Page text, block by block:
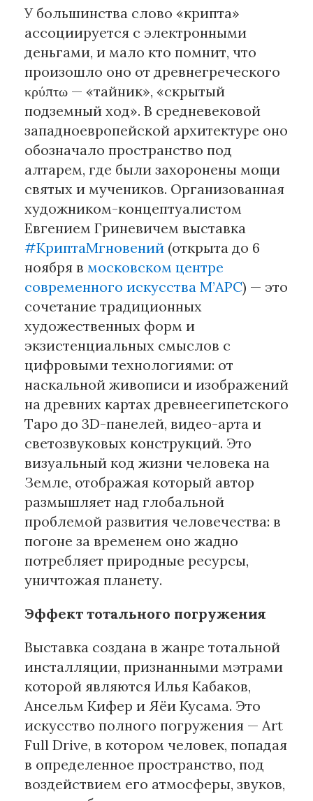
Архитектура и урбанистика
Образование
Издательское дело
Музыка
Музеи
Материалы партнеров
АКИ
Artists / Художники.РФ
n'RIS
Онлайн патент
Цифровой Сарафан
Смотрите нас в соцсетях и мессенджерах
У большинства слово «крипта»
ассоциируется с электронными
деньгами, и мало кто помнит, что
произошло оно от древнегреческого
κρύπτω — «тайник», «скрытый
подземный ход». В средневековой
западноевропейской архитектуре оно
обозначало пространство под
алтарем, где были захоронены мощи
святых и мучеников. Организованная
художником-концептуалистом
Евгением Гриневичем выставка
#КриптаМгновений (открыта до 6
ноября в московском центре
современного искусства М’АРС) — это
сочетание традиционных
художественных форм и
экзистенциальных смыслов с
цифровыми технологиями: от
наскальной живописи и изображений
на древних картах древнеегипетского
Таро до 3D-панелей, видео-арта и
светозвуковых конструкций. Это
визуальный код жизни человека на
Земле, отображая который автор
размышляет над глобальной
проблемой развития человечества: в
погоне за временем оно жадно
потребляет природные ресурсы,
уничтожая планету.
Эффект тотального погружения
Выставка создана в жанре тотальной
инсталляции, признанными мэтрами
которой являются Илья Кабаков,
Ансельм Кифер и Яёи Кусама. Это
искусство полного погружения — Art
Full Drive, в котором человек, попадая
в определенное пространство, под
воздействием его атмосферы, звуков,